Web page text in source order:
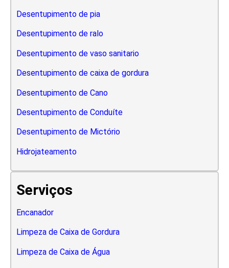
Desentupimento de pia
Desentupimento de ralo
Desentupimento de vaso sanitario
Desentupimento de caixa de gordura
Desentupimento de Cano
Desentupimento de Conduíte
Desentupimento de Mictório
Hidrojateamento
Serviços
Encanador
Limpeza de Caixa de Gordura
Limpeza de Caixa de Água